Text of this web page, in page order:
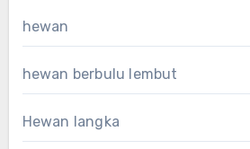
hewan
hewan berbulu lembut
Hewan langka